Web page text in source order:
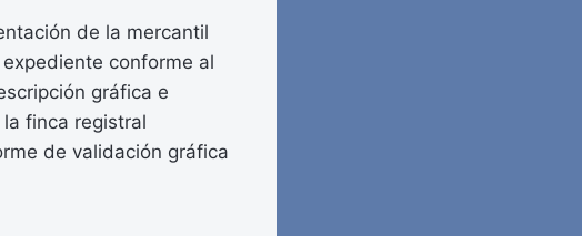
de la mercantil
conforme al
gráfica e
finca registral
de validación gráfica